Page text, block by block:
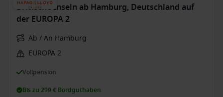
Britische Inseln ab Hamburg, Deutschland auf
der EUROPA 2
Ab / An Hamburg
EUROPA 2
Vollpension
Bis zu 299 € Bordguthaben